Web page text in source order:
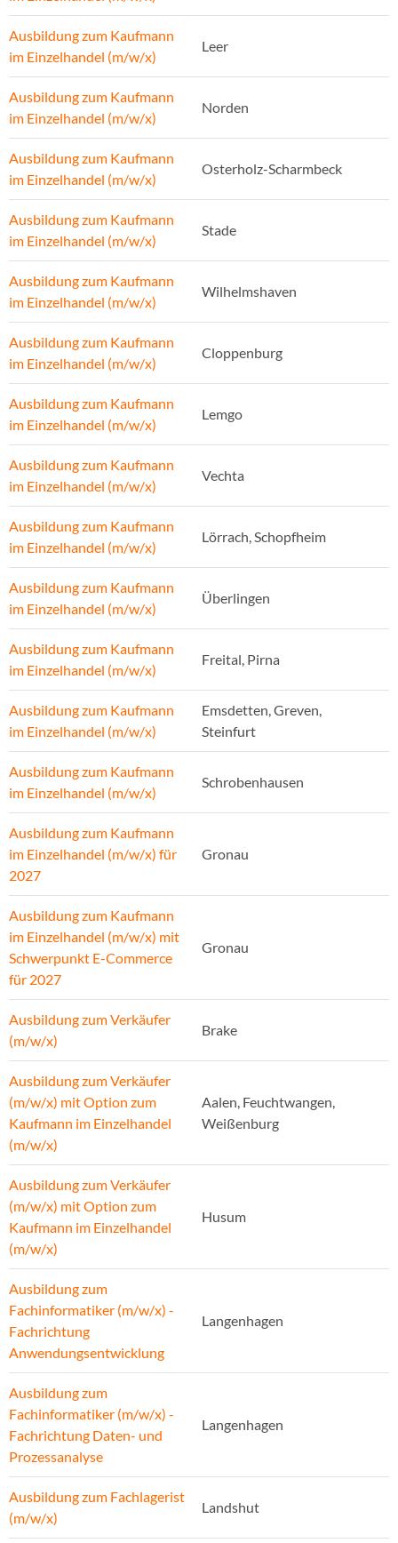
Ausbildung zum Kaufmann
im Einzelhandel (m/w/x)
Leer
Ausbildung zum Kaufmann
im Einzelhandel (m/w/x)
Norden
Ausbildung zum Kaufmann
im Einzelhandel (m/w/x)
Osterholz-Scharmbeck
Ausbildung zum Kaufmann
im Einzelhandel (m/w/x)
Stade
Ausbildung zum Kaufmann
im Einzelhandel (m/w/x)
Wilhelmshaven
Ausbildung zum Kaufmann
im Einzelhandel (m/w/x)
Cloppenburg
Ausbildung zum Kaufmann
im Einzelhandel (m/w/x)
Lemgo
Ausbildung zum Kaufmann
im Einzelhandel (m/w/x)
Vechta
Ausbildung zum Kaufmann
im Einzelhandel (m/w/x)
Lörrach, Schopfheim
Ausbildung zum Kaufmann
im Einzelhandel (m/w/x)
Überlingen
Ausbildung zum Kaufmann
im Einzelhandel (m/w/x)
Freital, Pirna
Ausbildung zum Kaufmann
im Einzelhandel (m/w/x)
Emsdetten, Greven,
Steinfurt
Ausbildung zum Kaufmann
im Einzelhandel (m/w/x)
Schrobenhausen
Ausbildung zum Kaufmann
im Einzelhandel (m/w/x) für
2027
Gronau
Ausbildung zum Kaufmann
im Einzelhandel (m/w/x) mit
Schwerpunkt E-Commerce
für 2027
Gronau
Ausbildung zum Verkäufer
(m/w/x)
Brake
Ausbildung zum Verkäufer
(m/w/x) mit Option zum
Kaufmann im Einzelhandel
(m/w/x)
Aalen, Feuchtwangen,
Weißenburg
Ausbildung zum Verkäufer
(m/w/x) mit Option zum
Kaufmann im Einzelhandel
(m/w/x)
Husum
Ausbildung zum
Fachinformatiker (m/w/x) -
Fachrichtung
Anwendungsentwicklung
Langenhagen
Ausbildung zum
Fachinformatiker (m/w/x) -
Fachrichtung Daten- und
Prozessanalyse
Langenhagen
Ausbildung zum Fachlagerist
(m/w/x)
Landshut